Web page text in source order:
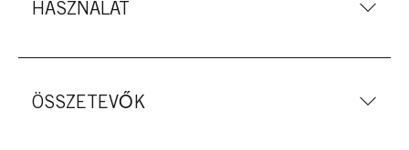
HASZNÁLAT
ÖSSZETEVŐK